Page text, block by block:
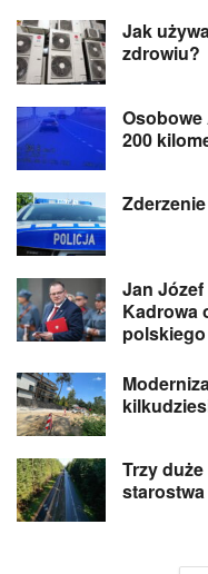
Jak
zdrowiu?
Osobowe
200
Jan
Kadrowa
polskiego
Trzy
starostwa